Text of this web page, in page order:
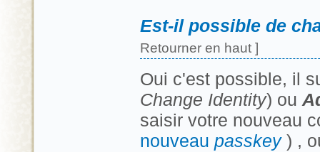
Est-il possible de
Retourner en haut ]
Oui c'est possible, il
Change Identity) ou
saisir votre nouveau
nouveau passkey ) ,